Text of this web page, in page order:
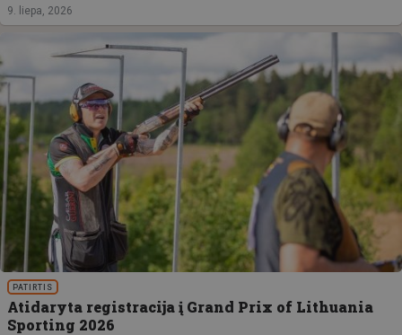
9. liepa, 2026
PATIRTIS
Atidaryta registracija į Grand Prix of Lithuania
Sporting 2026